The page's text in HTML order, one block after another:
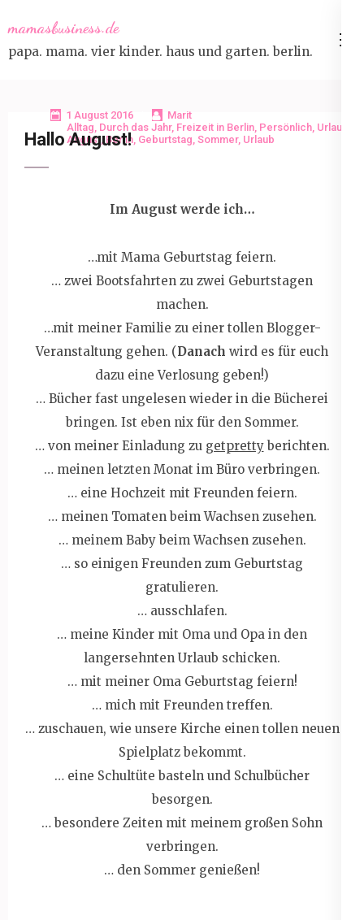
to
content
mamasbusiness.de
papa. mama. vier kinder. haus und garten. berlin.
1 August 2016
Marit
Alltag, Durch das Jahr, Freizeit in Berlin, Persönlich, Urlaub
August,Berlin, Geburtstag, Sommer, Urlaub
Hallo August!
Im August werde ich…
…mit Mama Geburtstag feiern.
… zwei Bootsfahrten zu zwei Geburtstagen
machen.
…mit meiner Familie zu einer tollen Blogger-
Veranstaltung gehen. (Danach wird es für euch
dazu eine Verlosung geben!)
… Bücher fast ungelesen wieder in die Bücherei
bringen. Ist eben nix für den Sommer.
… von meiner Einladung zu getprettyberichten.
… meinen letzten Monat im Büro verbringen.
… eine Hochzeit mit Freunden feiern.
… meinen Tomaten beim Wachsen zusehen.
… meinem Baby beim Wachsen zusehen.
… so einigen Freunden zum Geburtstag
gratulieren.
… ausschlafen.
… meine Kinder mit Oma und Opa in den
langersehnten Urlaub schicken.
… mit meiner Oma Geburtstag feiern!
… mich mit Freunden treffen.
… zuschauen, wie unsere Kirche einen tollen neuen
Spielplatz bekommt.
… eine Schultüte basteln und Schulbücher
besorgen.
… besondere Zeiten mit meinem großen Sohn
verbringen.
… den Sommer genießen!